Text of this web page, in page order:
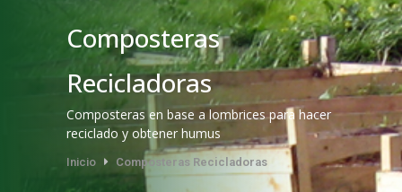
Composteras
Recicladoras
Composteras en base a lombrices para hacer
reciclado y obtener humus
Inicio Composteras Recicladoras